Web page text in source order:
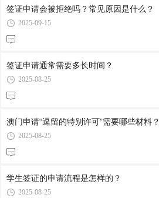
签证申请会被拒绝吗？常见原因是什么？
2025-09-15
签证申请通常需要多长时间？
2025-08-25
澳门申请“逗留的特别许可”需要哪些材料？
2025-08-25
学生签证的申请流程是怎样的？
2025-08-25